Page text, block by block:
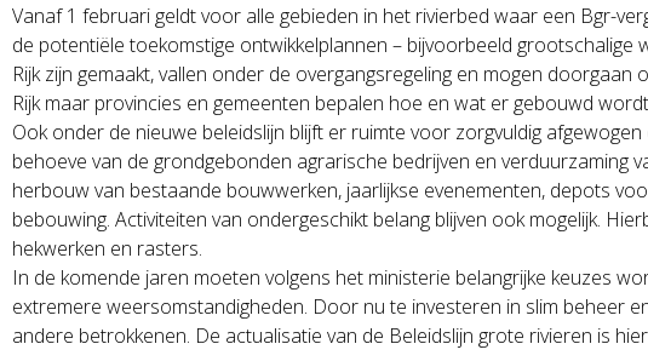
Vanaf 1 februari geldt voor alle gebieden in het rivierbed waar een Bgr-
de potentiële toekomstige ontwikkelplannen – bijvoorbeeld
Rijk zijn gemaakt, vallen onder de overgangsregeling en mogen
Rijk maar provincies en gemeenten bepalen hoe en wat er gebouwd
Ook onder de nieuwe beleidslijn blijft er ruimte voor zorgvuldig
behoeve van de grondgebonden agrarische bedrijven en verduurzaming
herbouw van bestaande bouwwerken, jaarlijkse evenementen, depots
bebouwing. Activiteiten van ondergeschikt belang blijven ook mogelijk.
hekwerken en rasters.
In de komende jaren moeten volgens het ministerie belangrijke keuzes
extremere weersomstandigheden. Door nu te investeren in slim beheer
andere betrokkenen. De actualisatie van de Beleidslijn grote rivieren is